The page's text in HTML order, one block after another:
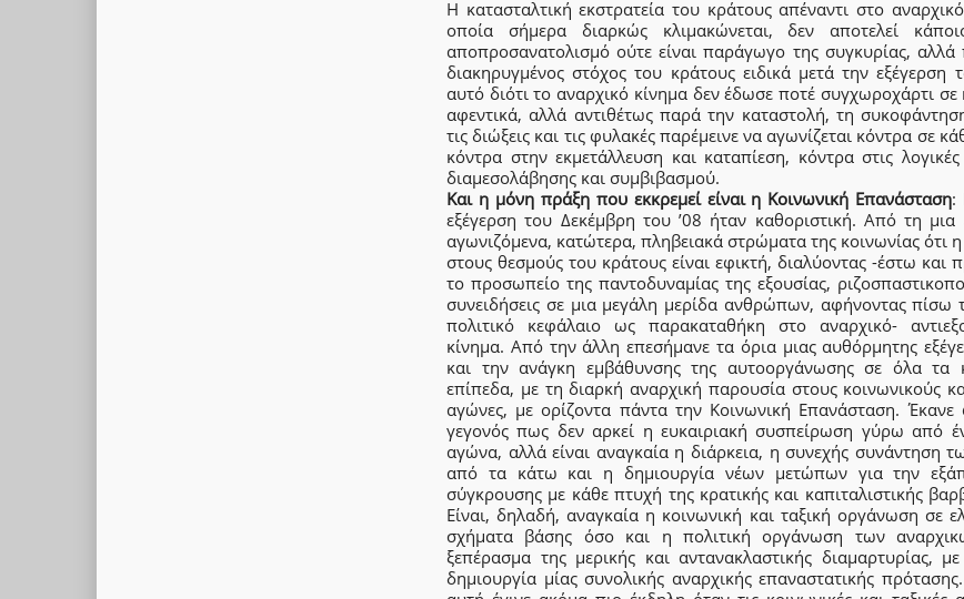
Η κατασταλτική εκστρατεία του κράτους απέναντι στο
οποία σήμερα διαρκώς κλιμακώνεται, δεν αποτελεί
αποπροσανατολισμό ούτε είναι παράγωγο της συγκυρίας, αλλά
διακηρυγμένος στόχος του κράτους ειδικά μετά την εξέγερση
αυτό διότι το αναρχικό κίνημα δεν έδωσε ποτέ συγχωροχάρτι σε
αφεντικά, αλλά αντιθέτως παρά την καταστολή, τη
τις διώξεις και τις φυλακές παρέμεινε να αγωνίζεται κόντρα σε
κόντρα στην εκμετάλλευση και καταπίεση, κόντρα στις
διαμεσολάβησης και συμβιβασμού.
Και η μόνη πράξη που εκκρεμεί είναι η Κοινωνική Επανάσταση:
εξέγερση του Δεκέμβρη του ’08 ήταν καθοριστική. Από τη μια
αγωνιζόμενα, κατώτερα, πληβειακά στρώματα της κοινωνίας ότι
στους θεσμούς του κράτους είναι εφικτή, διαλύοντας -έστω και
το προσωπείο της παντοδυναμίας της εξουσίας,
συνειδήσεις σε μια μεγάλη μερίδα ανθρώπων, αφήνοντας πίσω
πολιτικό κεφάλαιο ως παρακαταθήκη στο αναρχικό-
κίνημα. Από την άλλη επεσήμανε τα όρια μιας αυθόρμητης
και την ανάγκη εμβάθυνσης της αυτοοργάνωσης σε όλα τα
επίπεδα, με τη διαρκή αναρχική παρουσία στους κοινωνικούς
αγώνες, με ορίζοντα πάντα την Κοινωνική Επανάσταση.
γεγονός πως δεν αρκεί η ευκαιριακή συσπείρωση γύρω από
αγώνα, αλλά είναι αναγκαία η διάρκεια, η συνεχής συνάντηση
από τα κάτω και η δημιουργία νέων μετώπων για την
σύγκρουσης με κάθε πτυχή της κρατικής και καπιταλιστικής
Είναι, δηλαδή, αναγκαία η κοινωνική και ταξική οργάνωση σε
σχήματα βάσης όσο και η πολιτική οργάνωση των
ξεπέρασμα της μερικής και αντανακλαστικής διαμαρτυρίας,
δημιουργία μίας συνολικής αναρχικής επαναστατικής